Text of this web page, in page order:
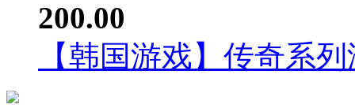
200.00
【韩国游戏】传奇系